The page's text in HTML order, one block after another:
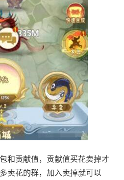
和贡献值，贡献值买花卖掉才
卖花的群，加入卖掉就可以